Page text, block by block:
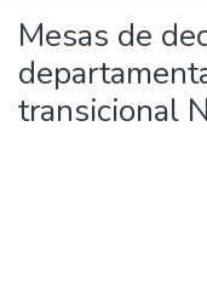
Mesas de
transicional